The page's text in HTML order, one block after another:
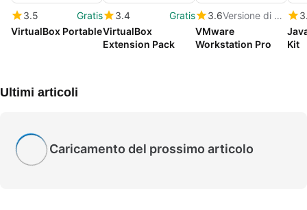
3.5
Gratis
VirtualBox Portable
3.4
Gratis
VirtualBox
Extension Pack
3.6
Versione di prova
VMware
Workstation Pro
Kit
Ultimi articoli
Caricamento del prossimo articolo